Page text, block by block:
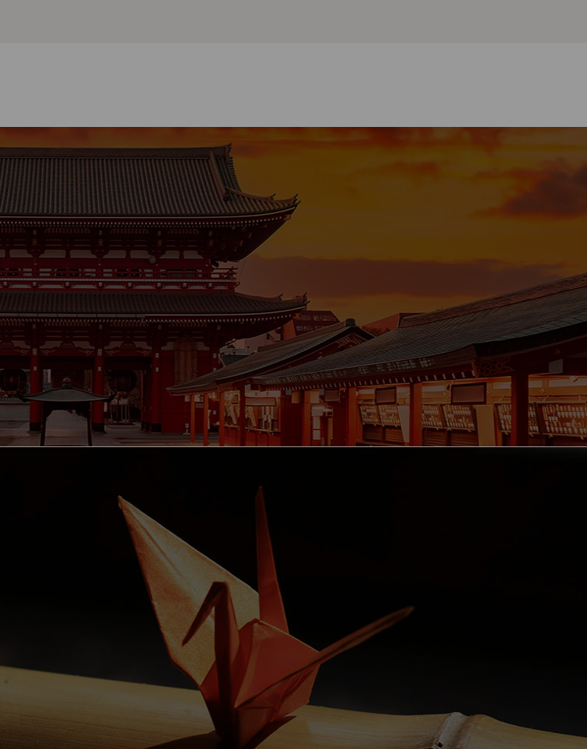
WELLNESS
Acht empfehlenswerte heiße
Quellen in der Nähe von Tokio
Acht japanische Gärten für jede
besuchen können